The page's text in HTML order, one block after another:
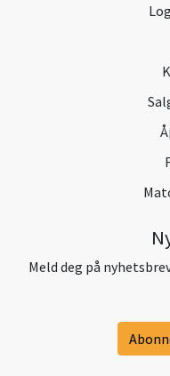
Meld deg på